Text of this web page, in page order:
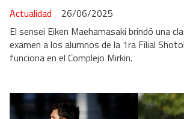
Actualidad
26/06/2025
El sensei Eiken Maehamasaki brindó una
examen a los alumnos de la 1ra Filial
funciona en el Complejo Mirkin.